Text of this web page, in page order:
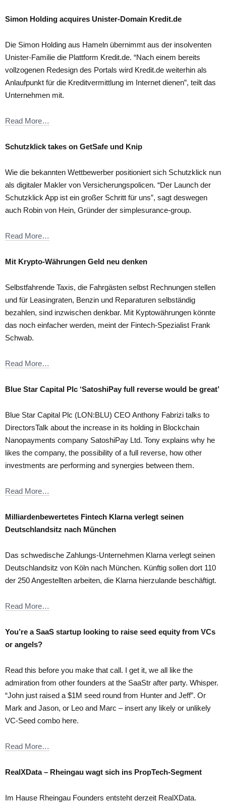
Simon Holding acquires Unister-Domain Kredit.de
Die Simon Holding aus Hameln übernimmt aus der insolventen
Unister-Familie die Plattform Kredit.de. “Nach einem bereits
vollzogenen Redesign des Portals wird Kredit.de weiterhin als
Anlaufpunkt für die Kreditvermittlung im Internet dienen”, teilt das
Unternehmen mit.
Read More…
Schutzklick takes on GetSafe und Knip
Wie die bekannten Wettbewerber positioniert sich Schutzklick nun
als digitaler Makler von Versicherungspolicen. “Der Launch der
Schutzklick App ist ein großer Schritt für uns”, sagt deswegen
auch Robin von Hein, Gründer der simplesurance-group.
Read More…
Mit Krypto-Währungen Geld neu denken
Selbstfahrende Taxis, die Fahrgästen selbst Rechnungen stellen
und für Leasingraten, Benzin und Reparaturen selbständig
bezahlen, sind inzwischen denkbar. Mit Kyptowährungen könnte
das noch einfacher werden, meint der Fintech-Spezialist Frank
Schwab.
Read More…
Blue Star Capital Plc ‘SatoshiPay full reverse would be great’
Blue Star Capital Plc (LON:BLU) CEO Anthony Fabrizi talks to
DirectorsTalk about the increase in its holding in Blockchain
Nanopayments company SatoshiPay Ltd. Tony explains why he
likes the company, the possibility of a full reverse, how other
investments are performing and synergies between them.
Read More…
Milliardenbewertetes Fintech Klarna verlegt seinen
Deutschlandsitz nach München
Das schwedische Zahlungs-Unternehmen Klarna verlegt seinen
Deutschlandsitz von Köln nach München. Künftig sollen dort 110
der 250 Angestellten arbeiten, die Klarna hierzulande beschäftigt.
Read More…
You’re a SaaS startup looking to raise seed equity from VCs
or angels?
Read this before you make that call. I get it, we all like the
admiration from other founders at the SaaStr after party. Whisper.
“John just raised a $1M seed round from Hunter and Jeff”. Or
Mark and Jason, or Leo and Marc – insert any likely or unlikely
VC-Seed combo here.
Read More…
RealXData – Rheingau wagt sich ins PropTech-Segment
Im Hause Rheingau Founders entsteht derzeit RealXData.